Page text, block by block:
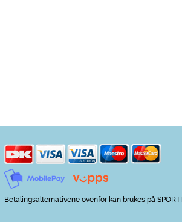
Betalingsalternativene ovenfor kan brukes på SPORTI.